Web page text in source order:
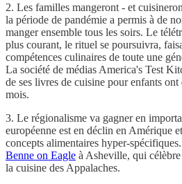
2. Les familles mangeront - et
la période de pandémie a permis à de
manger ensemble tous les soirs. Le
plus courant, le rituel se poursuivra,
compétences culinaires de toute une
La société de médias America's Test
de ses livres de cuisine pour enfants
mois.
3. Le régionalisme va gagner en
européenne est en déclin en Amérique
concepts alimentaires hyper-
Benne on Eagle à Asheville, qui
la cuisine des Appalaches.